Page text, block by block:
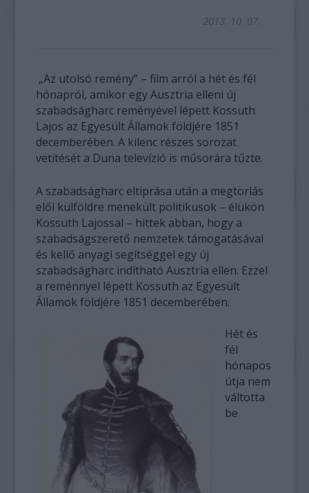
2013. 10. 07.
„Az utolsó remény” – film arról a hét és fél
hónapról, amikor egy Ausztria elleni új
szabadságharc reményével lépett Kossuth
Lajos az Egyesült Államok földjére 1851
decemberében. A kilenc részes sorozat
vetítését a Duna televízió is műsorára tűzte.
A szabadságharc eltiprása után a megtorlás
elől külföldre menekült politikusok – élükön
Kossuth Lajossal – hittek abban, hogy a
szabadságszerető nemzetek támogatásával
és kellő anyagi segítséggel egy új
szabadságharc indítható Ausztria ellen. Ezzel
a reménnyel lépett Kossuth az Egyesült
Államok földjére 1851 decemberében.
Hét és
fél
hónapos
útja nem
váltotta
be